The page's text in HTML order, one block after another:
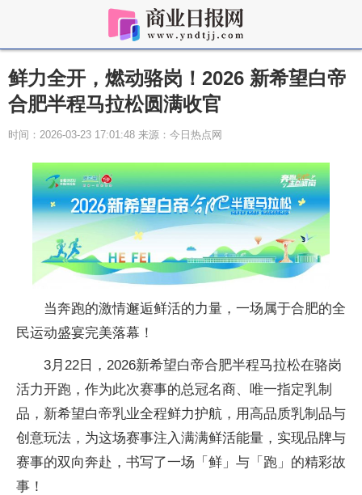
鲜力全开，燃动骆岗！2026 新希望白帝
合肥半程马拉松圆满收官
时间：2026-03-23 17:01:48 来源：今日热点网
当奔跑的激情邂逅鲜活的力量，一场属于合肥的全
民运动盛宴完美落幕！
3月22日，2026新希望白帝合肥半程马拉松在骆岗
活力开跑，作为此次赛事的总冠名商、唯一指定乳制
品，新希望白帝乳业全程鲜力护航，用高品质乳制品与
创意玩法，为这场赛事注入满满鲜活能量，实现品牌与
赛事的双向奔赴，书写了一场「鲜」与「跑」的精彩故
事！